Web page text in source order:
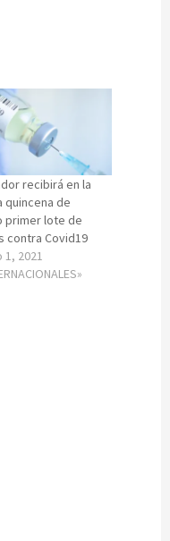
recibirá en la
quincena de
primer lote de
contra Covid19
2021